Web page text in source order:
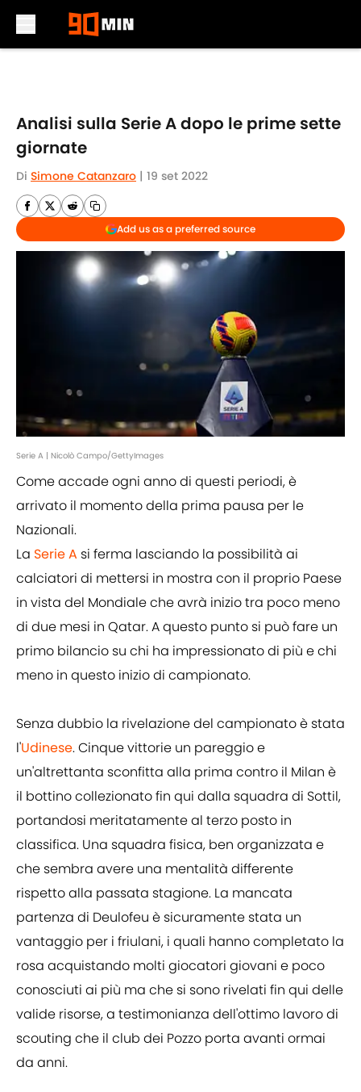
Analisi sulla Serie A dopo le prime sette
giornate
Di Simone Catanzaro | 19 set 2022
Add us as a preferred source
Serie A | Nicolò Campo/GettyImages
Come accade ogni anno di questi periodi, è
arrivato il momento della prima pausa per le
Nazionali.
La Serie A si ferma lasciando la possibilità ai
calciatori di mettersi in mostra con il proprio Paese
in vista del Mondiale che avrà inizio tra poco meno
di due mesi in Qatar. A questo punto si può fare un
primo bilancio su chi ha impressionato di più e chi
meno in questo inizio di campionato.
Senza dubbio la rivelazione del campionato è stata
l'Udinese. Cinque vittorie un pareggio e
un'altrettanta sconfitta alla prima contro il Milan è
il bottino collezionato fin qui dalla squadra di Sottil,
portandosi meritatamente al terzo posto in
classifica. Una squadra fisica, ben organizzata e
che sembra avere una mentalità differente
rispetto alla passata stagione. La mancata
partenza di Deulofeu è sicuramente stata un
vantaggio per i friulani, i quali hanno completato la
rosa acquistando molti giocatori giovani e poco
conosciuti ai più ma che si sono rivelati fin qui delle
valide risorse, a testimonianza dell'ottimo lavoro di
scouting che il club dei Pozzo porta avanti ormai
da anni.